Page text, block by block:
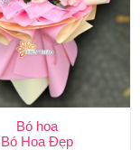
Bó hoa
Bó Hoa Đẹp